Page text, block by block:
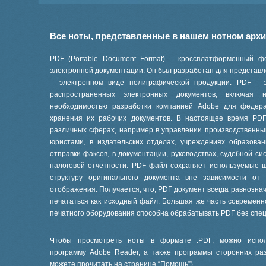
Все ноты, представленные в нашем нотном
PDF (Portable Document Format) – кроссплатформенный
электронной документации. Он был разработан для
– электронном виде полиграфической продукции. PDF
распространенных электронных документов,
необходимостью разработки компанией Adobe для
хранения их рабочих документов. В настоящее время
различных сферах, например в управлении
юристами, в издательских отделах, учреждениях
отправки факсов, в документации, руководствах, судебной
налоговой отчетности. PDF файл сохраняет
структуру оригинального документа вне зависимости
отображения. Получается, что, PDF документ всегда
печататься как исходный файл. Большая же часть
печатного оборудования способна обрабатывать PDF без
Чтобы просмотреть ноты в формате .PDF, можно
программу Adobe Reader, а также программы сторонних
можете прочитать на странице “Помощь”).